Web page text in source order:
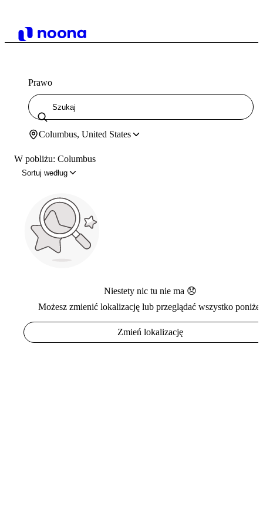
Prawo
Columbus, United States
W pobliżu: Columbus
Sortuj według
Niestety nic tu nie ma 😞
Możesz zmienić lokalizację lub przeglądać wszystko poniżej
Zmień lokalizację